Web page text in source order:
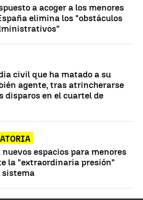
a acoger a los menores
elimina los "obstáculos
civil que ha matado a su
agente, tras atrincherarse
disparos en el cuartel de
espacios para menores
la "extraordinaria presión"
sistema